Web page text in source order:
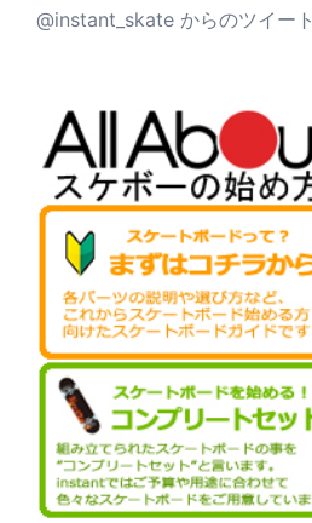
@instant_skate からのツイート